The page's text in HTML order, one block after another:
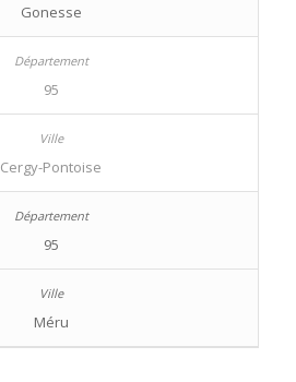
Gonesse
95
Cergy-Pontoise
95
Méru